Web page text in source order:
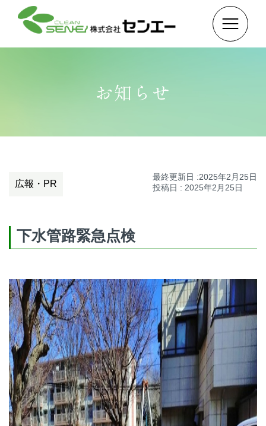
お知らせ
広報・PR
最終更新日 :2025年2月25日
投稿日 : 2025年2月25日
下水管路緊急点検